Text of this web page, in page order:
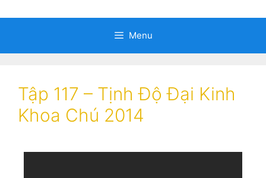
Menu
Tập 117 – Tịnh Độ Đại Kinh
Khoa Chú 2014